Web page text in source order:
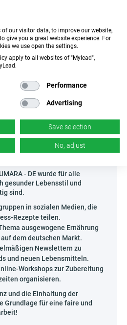
und die Verbraucher suchen
Tipps und Inspirationen
SUMARA - DE ist eine Chance,
dieser bewussten Zielgruppe
eignen sich praxisnahe
gesunder Mahlzeiten mit
der angebotenen
verstärken, die die
deinen Empfängern, warum es
mit SUMARA - DE zu
- DE wurde für alle
gesunder Lebensstil und
sind.
in sozialen Medien, die
Rezepte teilen.
ausgewogene Ernährung
dem deutschen Markt.
Newslettern zu
und neuen Lebensmitteln.
Workshops zur Zubereitung
organisieren.
und die Einhaltung der
Grundlage für eine faire und
our visitor data, to improve our website,
give you a great website experience. For
we use open the settings.
apply to all websites of "Mylead",
Performance
Advertising
Save selection
No, adjust